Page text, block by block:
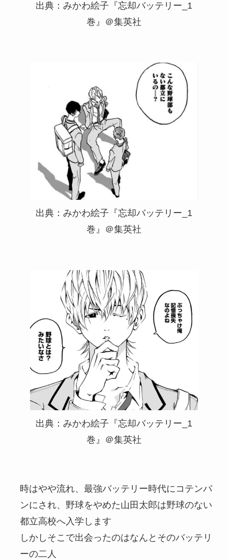
出典：みかわ絵子『忘却バッテリー_1
巻』＠集英社
出典：みかわ絵子『忘却バッテリー_1
巻』＠集英社
出典：みかわ絵子『忘却バッテリー_1
巻』＠集英社
時はやや流れ、最強バッテリー時代にコテンパ
ンにされ、野球をやめた山田太郎は野球のない
都立高校へ入学します
しかしそこで出会ったのはなんとそのバッテリ
ーの二人